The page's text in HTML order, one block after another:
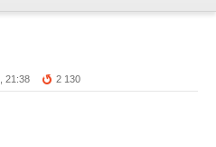
21:38 2 130